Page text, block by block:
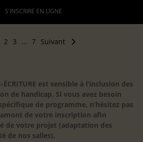
S'INSCRIRE EN LIGNE
2 3 … 7 Suivant
est sensible à l’inclusion des
de handicap. Si vous avez besoin
de programme, n’hésitez pas
de votre inscription afin
de votre projet (adaptation des
de nos salles).